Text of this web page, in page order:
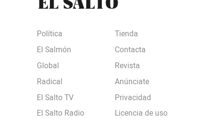
Política
El Salmón
Global
Radical
El Salto TV
El Salto Radio
Tienda
Contacta
Revista
Anúnciate
Privacidad
Licencia de uso